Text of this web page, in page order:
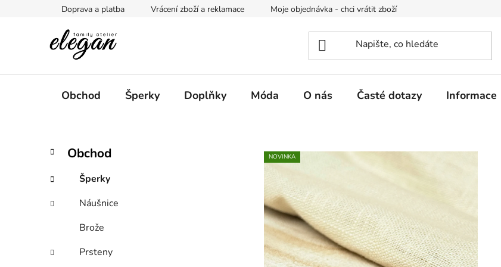
Doprava a platba Vrácení zboží a reklamace Moje objednávka - chci vrátit zboží
Obchod Šperky Doplňky Móda O nás Časté dotazy Informace
P
s
r
n
Přeskočit
kategorie
K
a
e
g
o
e
Obchod
Šperky
Náušnice
Brože
Prsteny
NOVINKA